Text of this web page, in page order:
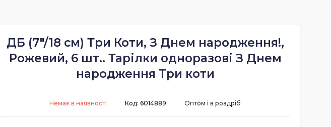
ДБ (7"/18 см) Три Коти, З Днем народження!,
Рожевий, 6 шт.. Тарілки одноразові З Днем
народження Три коти
Немає в наявності Оптом і в роздріб
Код: 6014889